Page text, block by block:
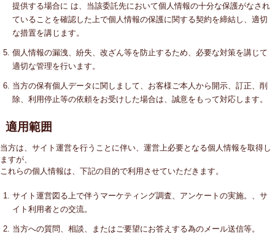
提供する場合に は、当該委託先において個人情報の十分な保護がなされ
ていることを確認した上で個人情報の保護に関する契約を締結し、適切
な措置を講じます。
個人情報の漏洩、紛失、改ざん等を防止するため、必要な対策を講じて
適切な管理を行います。
当方の保有個人データに関しまして、お客様ご本人から開示、訂正、削
除、利用停止等の依頼をお受けした場合は、誠意をもって対応します。
適用範囲
当方は、サイト運営を行うことに伴い、運営上必要となる個人情報を取得し
ますが、
これらの個人情報は、下記の目的で利用させていただきます。
サイト運営図る上で伴うマーケティング調査、アンケートの実施。、サ
イト利用者との交流。
当方への質問、相談、またはご要望にお答えする為のメール送信等。